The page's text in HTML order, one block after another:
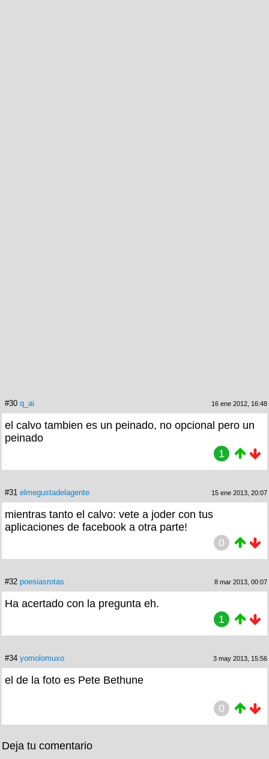
#30 q_ai 16 ene 2012, 16:48
el calvo tambien es un peinado, no opcional pero un
peinado
1
#31 elmegustadelagente 15 ene 2013, 20:07
mientras tanto el calvo: vete a joder con tus
aplicaciones de facebook a otra parte!
0
#32 poesiasrotas 8 mar 2013, 00:07
Ha acertado con la pregunta eh.
1
#34 yomolomuxo 3 may 2013, 15:56
el de la foto es Pete Bethune
0
Deja tu comentario